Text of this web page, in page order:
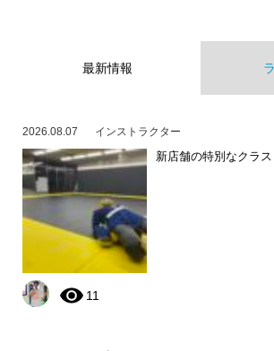
最新情報
2026.08.07 インストラクター
新店舗の特別なクラス
11